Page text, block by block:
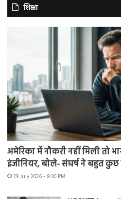
शिक्षा
अमेरिका में नौकरी नहीं मिली तो
इंजीनियर, बोले- संघर्ष ने बहुत कुछ
29 July 2026 - 8:00 PM